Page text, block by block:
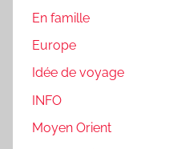
En famille
Europe
Idée de voyage
INFO
Moyen Orient